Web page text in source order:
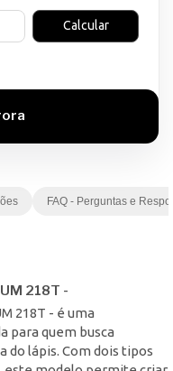
Calcular
FAQ - Perguntas e
218T -
218T - é uma
para quem busca
do lápis. Com dois tipos